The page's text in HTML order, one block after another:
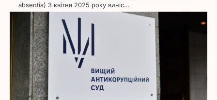
absentia) 3 квітня 2025 року виніс…